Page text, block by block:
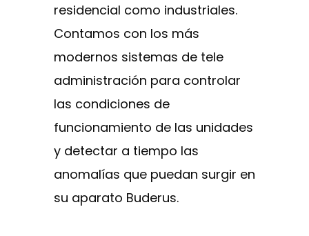
residencial como industriales.
Contamos con los más
modernos sistemas de tele
administración para controlar
las condiciones de
funcionamiento de las unidades
y detectar a tiempo las
anomalías que puedan surgir en
su aparato Buderus.